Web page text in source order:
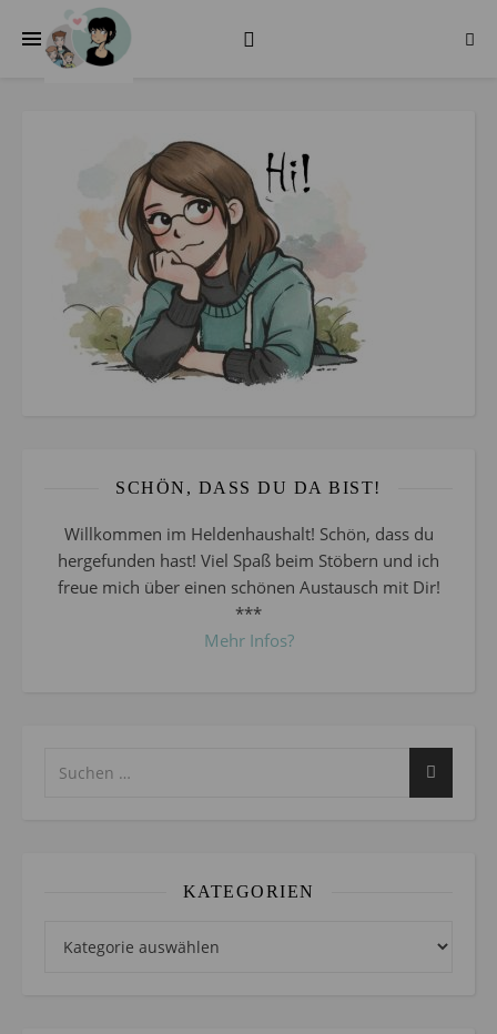
SCHÖN, DASS DU DA BIST!
Willkommen im Heldenhaushalt! Schön, dass du
hergefunden hast! Viel Spaß beim Stöbern und ich
freue mich über einen schönen Austausch mit Dir!
***
Mehr Infos?
KATEGORIEN